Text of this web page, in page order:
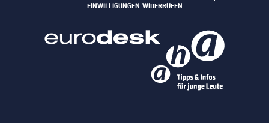
EINWILLIGUNGEN WIDERRUFEN